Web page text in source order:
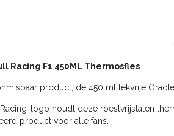
Racing F1 450ML Thermosfles
product, de 450 ml lekvrije
logo houdt deze roestvrijstalen
product voor alle fans.